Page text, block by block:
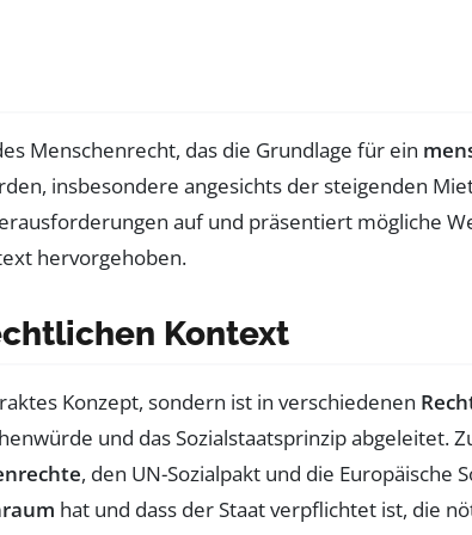
Menschenrecht, das die Grundlage für ein
insbesondere angesichts der steigenden
auf und präsentiert mögliche
hervorgehoben.
Kontext
Konzept, sondern ist in verschiedenen
und das Sozialstaatsprinzip
, den UN-Sozialpakt und die Europäische
hat und dass der Staat verpflichtet ist, die